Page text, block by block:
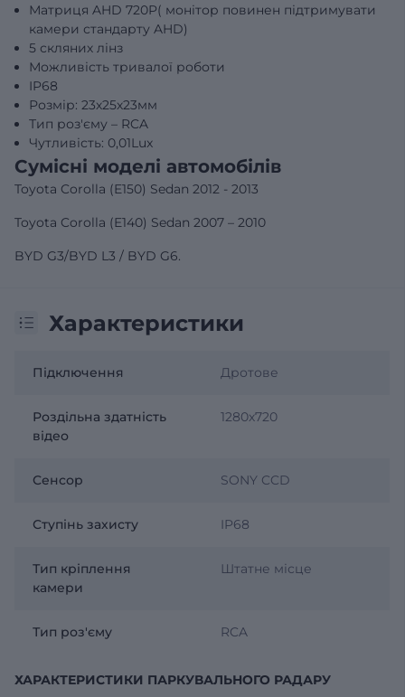
Матриця AHD 720P( монітор повинен підтримувати
камери стандарту AHD)
5 скляних лінз
Можливість тривалої роботи
IP68
Розмір: 23х25х23мм
Тип роз'єму – RCA
Чутливість: 0,01Lux
Сумісні моделі автомобілів
Toyota Corolla (E150) Sedan 2012 - 2013
Toyota Corolla (E140) Sedan 2007 – 2010
BYD G3/BYD L3 / BYD G6.
Характеристики
Підключення Дротове
Роздільна здатність
відео
1280х720
Сенсор SONY CCD
Ступінь захисту IP68
Тип кріплення
камери
Штатне місце
Тип роз'єму RCA
ХАРАКТЕРИСТИКИ ПАРКУВАЛЬНОГО РАДАРУ